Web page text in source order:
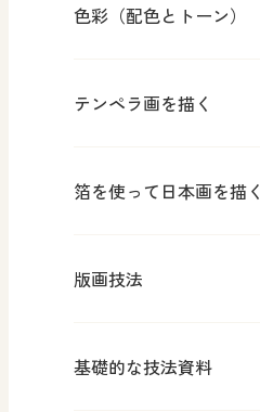
色彩（配色とトーン）
テンペラ画を描く
箔を使って日本画を描く
版画技法
基礎的な技法資料